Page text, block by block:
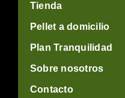
Tienda
Pellet a domicilio
Plan Tranquilidad
Sobre nosotros
Contacto